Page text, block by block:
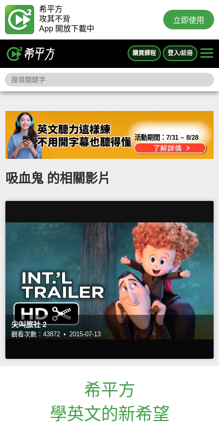
希平方
攻其不背
App 開放下載中
立即使用
購買課程 登入/註冊
活動期間：7/31 ~ 8/28
吸血鬼 的相關影片
尖叫旅社 2
觀看次數：43872 • 2015-07-13
希平方
學英文的新希望